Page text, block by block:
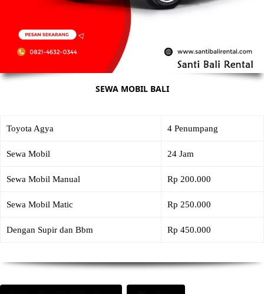
SEWA MOBIL BALI
Toyota Agya 4 Penumpang
Sewa Mobil 24 Jam
Sewa Mobil Manual Rp 200.000
Sewa Mobil Matic Rp 250.000
Dengan Supir dan Bbm Rp 450.000